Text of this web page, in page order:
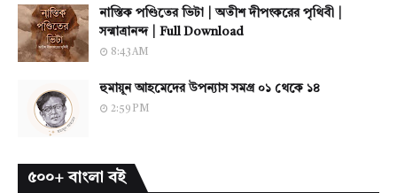
নাস্তিক পণ্ডিতের ভিটা | অতীশ দীপংকরের পৃথিবী |
সন্মাত্রানন্দ | Full Download
8:43 AM
হুমায়ূন আহমেদের উপন্যাস সমগ্র ০১ থেকে ১৪
2:59 PM
৫০০+ বাংলা বই